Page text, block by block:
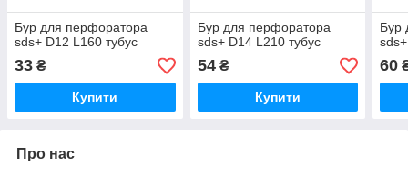
Бур для перфоратора
sds+ D12 L160 тубус
33 ₴
Купити
Бур для перфоратора
sds+ D14 L210 тубус
54₴
Купити
Бур
60
Про нас